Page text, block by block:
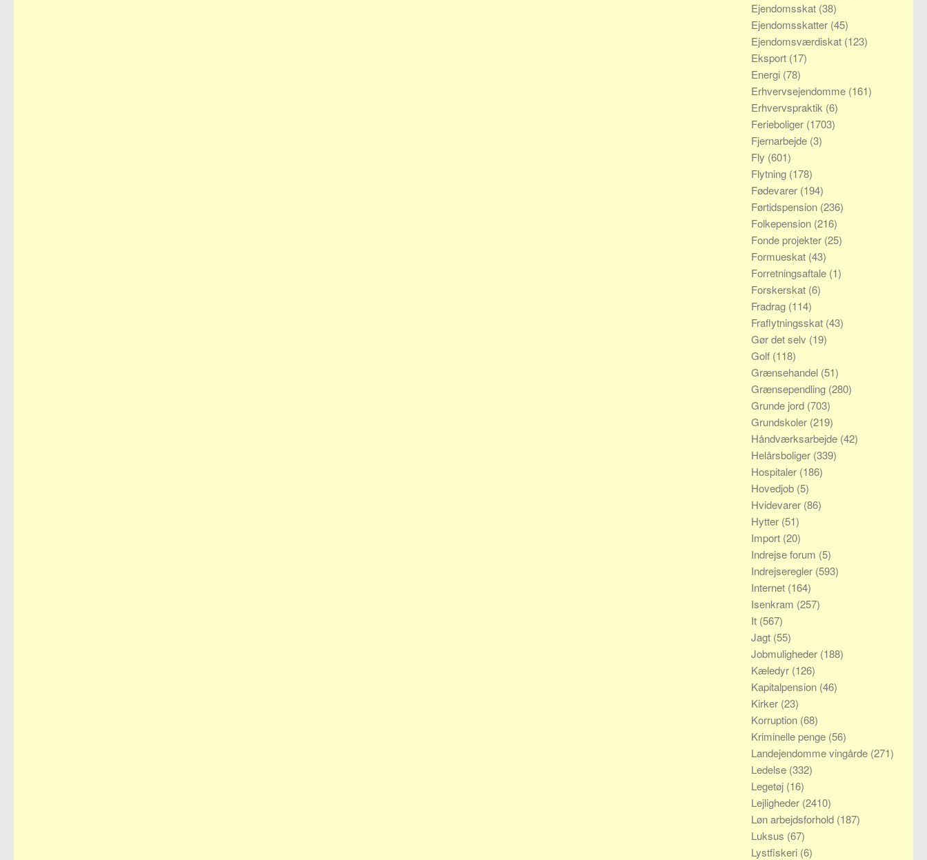
Ejendomsskat (38)
Ejendomsskatter (45)
Ejendomsværdiskat (123)
Eksport (17)
Energi (78)
Erhvervsejendomme (161)
Erhvervspraktik (6)
Ferieboliger (1703)
Fjernarbejde (3)
Fly (601)
Flytning (178)
Fødevarer (194)
Førtidspension (236)
Folkepension (216)
Fonde projekter (25)
Formueskat (43)
Forretningsaftale (1)
Forskerskat (6)
Fradrag (114)
Fraflytningsskat (43)
Gør det selv (19)
Golf (118)
Grænsehandel (51)
Grænsependling (280)
Grunde jord (703)
Grundskoler (219)
Håndværksarbejde (42)
Helårsboliger (339)
Hospitaler (186)
Hovedjob (5)
Hvidevarer (86)
Hytter (51)
Import (20)
Indrejse forum (5)
Indrejseregler (593)
Internet (164)
Isenkram (257)
It (567)
Jagt (55)
Jobmuligheder (188)
Kæledyr (126)
Kapitalpension (46)
Kirker (23)
Korruption (68)
Kriminelle penge (56)
Landejendomme vingårde (271)
Ledelse (332)
Legetøj (16)
Lejligheder (2410)
Løn arbejdsforhold (187)
Luksus (67)
Lystfiskeri (6)